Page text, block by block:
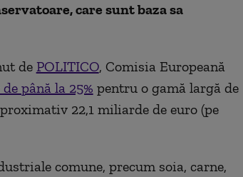
care sunt baza sa
de POLITICO, Comisia Europeană
până la 25% pentru o gamă largă de
22,1 miliarde de euro (pe
comune, precum soia, carne,